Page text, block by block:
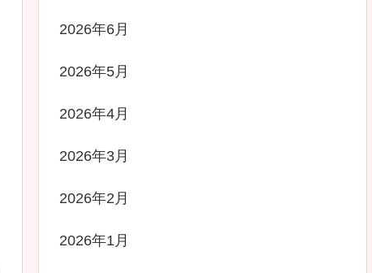
2026年6月
2026年5月
2026年4月
2026年3月
2026年2月
2026年1月